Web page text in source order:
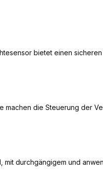
bietet einen
machen die Steuerung der
mit durchgängigem und